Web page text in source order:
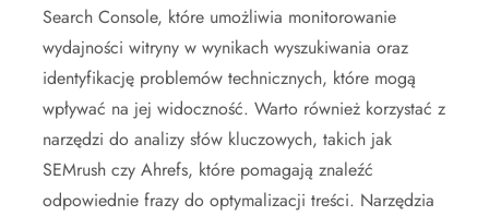
Search Console, które umożliwia monitorowanie
wydajności witryny w wynikach wyszukiwania oraz
identyfikację problemów technicznych, które mogą
wpływać na jej widoczność. Warto również korzystać z
narzędzi do analizy słów kluczowych, takich jak
SEMrush czy Ahrefs, które pomagają znaleźć
odpowiednie frazy do optymalizacji treści. Narzędzia